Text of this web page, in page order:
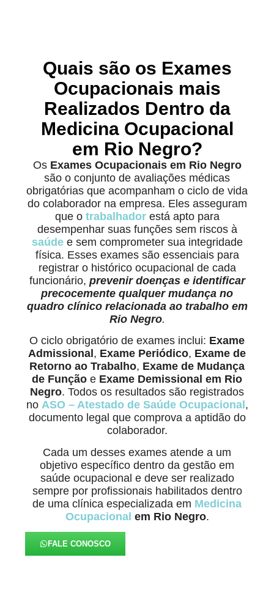
Quais são os Exames
Ocupacionais mais
Realizados Dentro da
Medicina Ocupacional
em Rio Negro?
Os Exames Ocupacionais em Rio Negro
são o conjunto de avaliações médicas
obrigatórias que acompanham o ciclo de vida
do colaborador na empresa. Eles asseguram
que o trabalhador está apto para
desempenhar suas funções sem riscos à
saúde e sem comprometer sua integridade
física. Esses exames são essenciais para
registrar o histórico ocupacional de cada
funcionário, prevenir doenças e identificar
precocemente qualquer mudança no
quadro clínico relacionada ao trabalho em
Rio Negro.
O ciclo obrigatório de exames inclui: Exame
Admissional , Exame Periódico, Exame de
Retorno ao Trabalho, Exame de Mudança
de Função e Exame Demissional em Rio
Negro. Todos os resultados são registrados
no ASO – Atestado de Saúde Ocupacional ,
documento legal que comprova a aptidão do
colaborador.
Cada um desses exames atende a um
objetivo específico dentro da gestão em
saúde ocupacional e deve ser realizado
sempre por profissionais habilitados dentro
de uma clínica especializada em Medicina
Ocupacional em Rio Negro.
FALE CONOSCO